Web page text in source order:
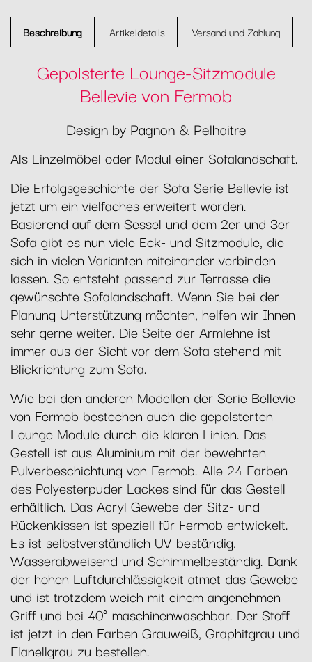
Beschreibung Artikeldetails Versand und Zahlung
Gepolsterte Lounge-Sitzmodule
Bellevie von Fermob
Design by Pagnon & Pelhaitre
Als Einzelmöbel oder Modul einer Sofalandschaft.
Die Erfolgsgeschichte der Sofa Serie Bellevie ist
jetzt um ein vielfaches erweitert worden.
Basierend auf dem Sessel und dem 2er und 3er
Sofa gibt es nun viele Eck- und Sitzmodule, die
sich in vielen Varianten miteinander verbinden
lassen. So entsteht passend zur Terrasse die
gewünschte Sofalandschaft. Wenn Sie bei der
Planung Unterstützung möchten, helfen wir Ihnen
sehr gerne weiter. Die Seite der Armlehne ist
immer aus der Sicht vor dem Sofa stehend mit
Blickrichtung zum Sofa.
Wie bei den anderen Modellen der Serie Bellevie
von Fermob bestechen auch die gepolsterten
Lounge Module durch die klaren Linien. Das
Gestell ist aus Aluminium mit der bewehrten
Pulverbeschichtung von Fermob. Alle 24 Farben
des Polyesterpuder Lackes sind für das Gestell
erhältlich. Das Acryl Gewebe der Sitz- und
Rückenkissen ist speziell für Fermob entwickelt.
Es ist selbstverständlich UV-beständig,
Wasserabweisend und Schimmelbeständig. Dank
der hohen Luftdurchlässigkeit atmet das Gewebe
und ist trotzdem weich mit einem angenehmen
Griff und bei 40° maschinenwaschbar. Der Stoff
ist jetzt in den Farben Grauweiß, Graphitgrau und
Flanellgrau zu bestellen.